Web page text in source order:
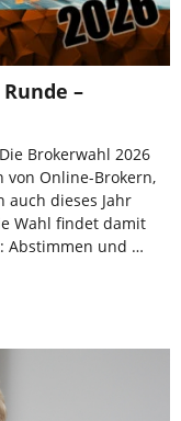
–
Brokerwahl 2026
von Online-Brokern,
auch dieses Jahr
Wahl findet damit
Abstimmen und …